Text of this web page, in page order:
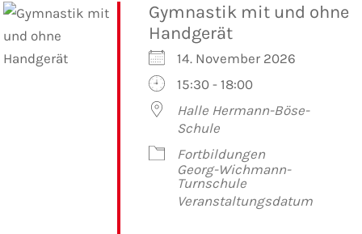
Gymnastik mit und ohne
Handgerät
14. November 2026
15:30 - 18:00
Halle Hermann-Böse-
Schule
Fortbildungen
Georg-Wichmann-
Turnschule
Veranstaltungsdatum